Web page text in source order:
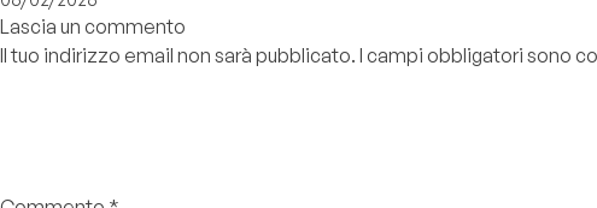
Lascia un commento
Il tuo indirizzo email non sarà pubblicato. I campi obbligatori sono